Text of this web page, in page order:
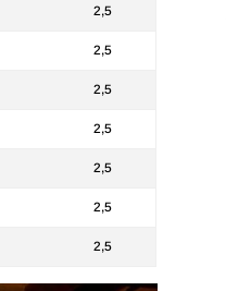
2,5
2,5
2,5
2,5
2,5
2,5
2,5